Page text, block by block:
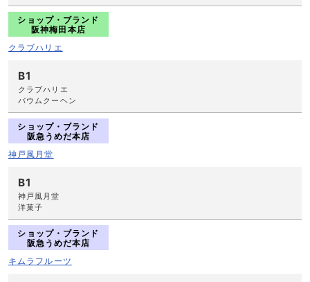
ショップ・ブランド
阪神梅田本店
クラブハリエ
B1
クラブハリエ
バウムクーヘン
ショップ・ブランド
阪急うめだ本店
神戸風月堂
B1
神戸風月堂
洋菓子
ショップ・ブランド
阪急うめだ本店
キムラフルーツ